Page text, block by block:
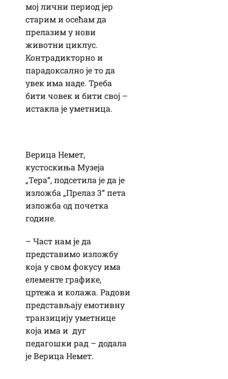
мој лични период јер
старим и осећам да
прелазим у нови
животни циклус.
Контрадикторно и
парадоксално је то да
увек има наде. Треба
бити човек и бити свој –
истакла је уметница.
Верица Немет,
кустоскиња Музеја
„Тера“, подсетила је да је
изложба „Прелаз 3“ пета
изложба од почетка
године.
– Част нам је да
представимо изложбу
која у свом фокусу има
елементе графике,
цртежа и колажа. Радови
представљају емотивну
транзицију уметнице
која има и дуг
педагошки рад – додала
је Верица Немет.